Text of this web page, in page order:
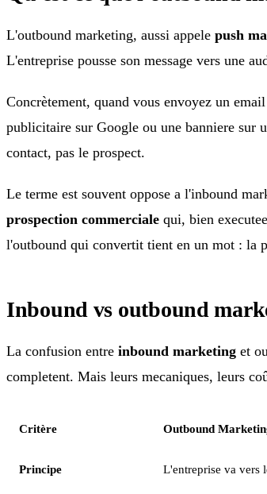
L'outbound marketing, aussi appele push
L'entreprise pousse son message vers une
Concrètement, quand vous envoyez un
publicitaire sur Google ou une banniere sur
contact, pas le prospect.
Le terme est souvent oppose a l'inbound
prospection commerciale qui, bien
l'outbound qui convertit tient en un mot : la
Inbound vs outbound
La confusion entre inbound marketing et
completent. Mais leurs mecaniques, leurs
Critère Outbound
Principe L'entreprise va vers